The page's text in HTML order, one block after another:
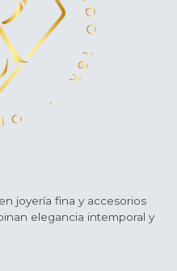
joyería fina y accesorios
elegancia intemporal y